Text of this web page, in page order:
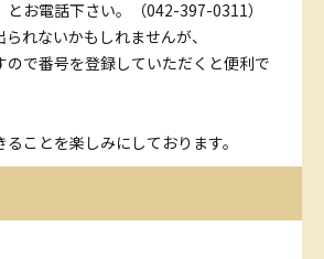
とお電話下さい。（042-397-0311）
れないかもしれませんが、
ので番号を登録していただくと便利で
ことを楽しみにしております。